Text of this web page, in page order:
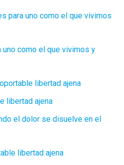
para uno como el que vivimos
uno como el que vivimos y
libertad ajena
libertad ajena
el dolor se disuelve en el
libertad ajena